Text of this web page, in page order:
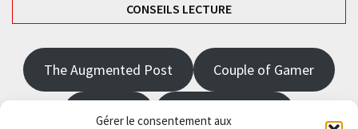
Gérer le consentement aux
CONSEILS LECTURE
The Augmented Post Couple of Gamer
JRPGFR State of Gaming